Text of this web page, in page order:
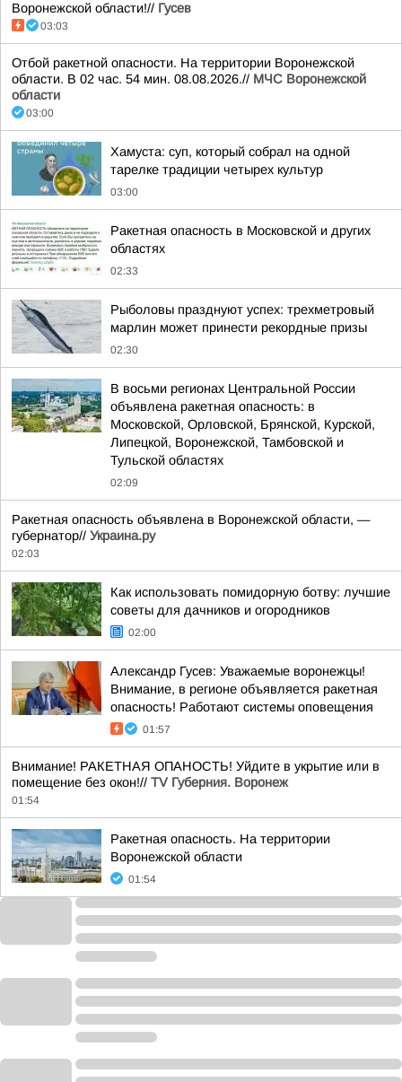
Воронежской области!// Гусев
03:03
Отбой ракетной опасности. На территории Воронежской
области. В 02 час. 54 мин. 08.08.2026.// МЧС Воронежской
области
03:00
Хамуста: суп, который собрал на одной
тарелке традиции четырех культур
03:00
Ракетная опасность в Московской и других
областях
02:33
Рыболовы празднуют успех: трехметровый
марлин может принести рекордные призы
02:30
В восьми регионах Центральной России
объявлена ракетная опасность: в
Московской, Орловской, Брянской, Курской,
Липецкой, Воронежской, Тамбовской и
Тульской областях
02:09
Ракетная опасность объявлена в Воронежской области, —
губернатор// Украина.ру
02:03
Как использовать помидорную ботву: лучшие
советы для дачников и огородников
02:00
Александр Гусев: Уважаемые воронежцы!
Внимание, в регионе объявляется ракетная
опасность! Работают системы оповещения
01:57
Внимание! РАКЕТНАЯ ОПАНОСТЬ! Уйдите в укрытие или в
помещение без окон!// TV Губерния. Воронеж
01:54
Ракетная опасность. На территории
Воронежской области
01:54